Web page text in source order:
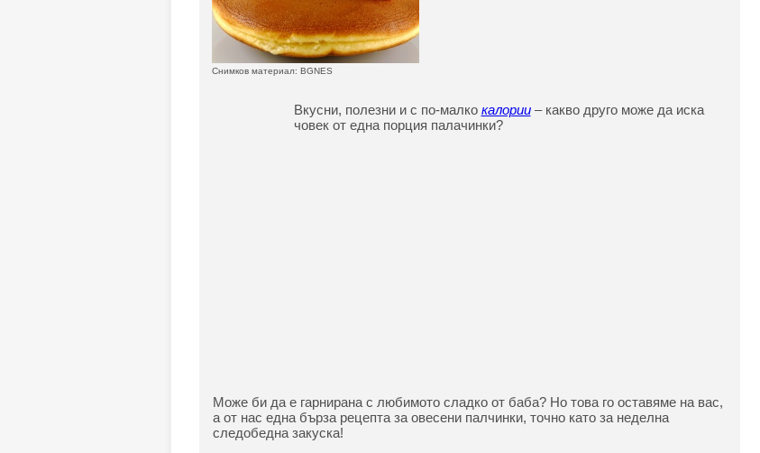
Снимков материал: BGNES
Вкусни, полезни и с по-малко калории– какво друго може да иска
човек от една порция палачинки?
Може би да е гарнирана с любимото сладко от баба? Но това го оставяме на вас,
а от нас една бърза рецепта за овесени палчинки, точно като за неделна
следобедна закуска!